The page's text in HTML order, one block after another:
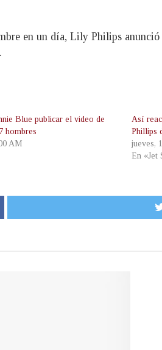
en un día, Lily Philips anunció
Blue publicar el video de
hombres
AM
Así
Phillips
jueves,
En «Jet